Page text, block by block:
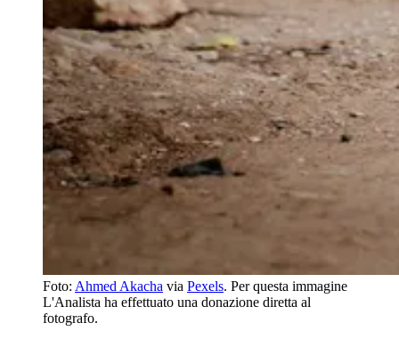
Foto: Ahmed Akacha via Pexels. Per questa immagine
L'Analista ha effettuato una donazione diretta al
fotografo.